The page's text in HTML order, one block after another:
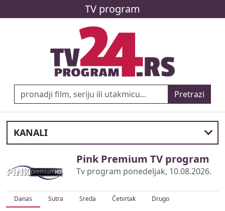
TV program
Pretrazi
KANALI
Pink Premium TV program
Tv program ponedeljak, 10.08.2026.
Danas Sutra Sreda Četvrtak Drugo